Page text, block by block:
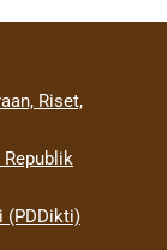
Riset,
(PDDikti)